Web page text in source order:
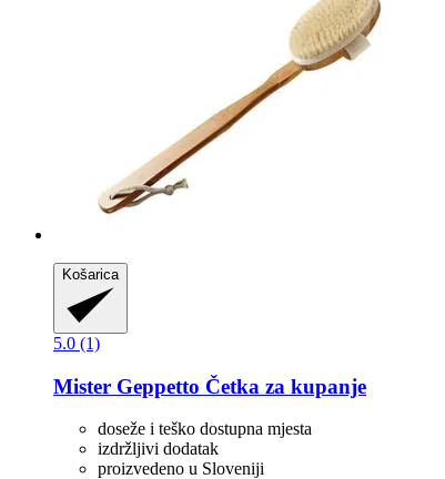
Košarica
5.0 (1)
Mister Geppetto Četka za kupanje
doseže i teško dostupna mjesta
izdržljivi dodatak
proizvedeno u Sloveniji